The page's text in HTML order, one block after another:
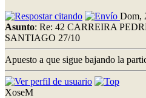
Dom,
Asunto: Re: 42 CARREIRA
SANTIAGO 27/10
Apuesto a que sigue bajando la
XoseM